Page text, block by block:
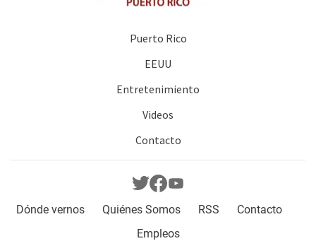
Puerto Rico
EEUU
Entretenimiento
Videos
Contacto
Dónde vernos Quiénes Somos RSS
Contacto
Empleos